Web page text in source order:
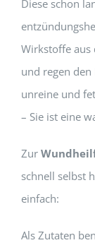
Diese schon
Wirkstoffe aus
und regen
unreine und
– Sie ist eine
Zur
schnell selbst
einfach:
Als Zutaten